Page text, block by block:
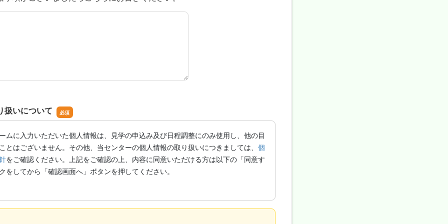
扱いについて
ムに入力いただいた個人情報は、見学の申込み及び日程調整にのみ使用し、他の目
とはございません。その他、当センターの個人情報の取り扱いにつきましては、 個
をご確認ください。上記をご確認の上、内容に同意いただける方は以下の「同意す
をしてから「確認画面へ」ボタンを押してください。